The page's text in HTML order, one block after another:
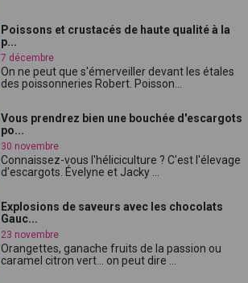
Poissons et crustacés de haute qualité à la
p...
7 décembre
On ne peut que s'émerveiller devant les étales
des poissonneries Robert. Poisson...
Vous prendrez bien une bouchée d'escargots
po...
30 novembre
Connaissez-vous l'héliciculture ? C'est l'élevage
d'escargots. Évelyne et Jacky ...
Explosions de saveurs avec les chocolats
Gauc...
23 novembre
Orangettes, ganache fruits de la passion ou
caramel citron vert... on peut dire ...